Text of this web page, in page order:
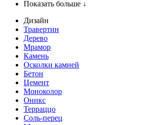
Показать больше ↓
Дизайн
Травертин
Дерево
Мрамор
Камень
Осколки камней
Бетон
Цемент
Моноколор
Оникс
Терраццо
Соль-перец